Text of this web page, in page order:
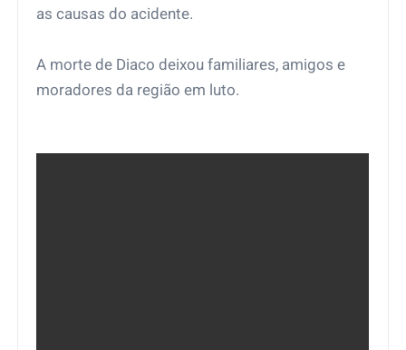
as causas do acidente.
A morte de Diaco deixou familiares, amigos e
moradores da região em luto.